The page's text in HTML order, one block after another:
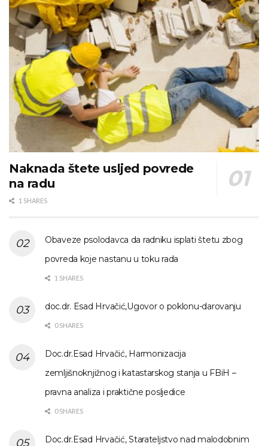
Naknada štete usljed povrede
na radu
1 SHARES
Obaveze psolodavca da radniku isplati štetu zbog
povreda koje nastanu u toku rada
1 SHARES
doc.dr. Esad Hrvačić,Ugovor o poklonu-darovanju
0 SHARES
Doc.dr.Esad Hrvačić, Harmonizacija
zemljišnoknjižnog i katastarskog stanja u FBiH –
pravna analiza i praktične posljedice
0 SHARES
Doc.dr.Esad Hrvačić, Starateljstvo nad malodobnim